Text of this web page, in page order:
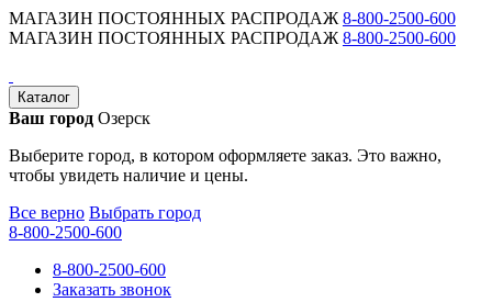
МАГАЗИН ПОСТОЯННЫХ РАСПРОДАЖ 8-800-2500-600
МАГАЗИН ПОСТОЯННЫХ РАСПРОДАЖ 8-800-2500-600
Каталог
Ваш город Озерск
Выберите город, в котором оформляете заказ. Это важно,
чтобы увидеть наличие и цены.
Все верно Выбрать город
8-800-2500-600
8-800-2500-600
Заказать звонок